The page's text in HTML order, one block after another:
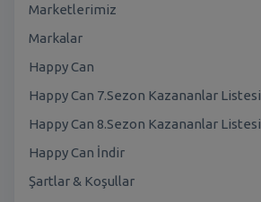
Marketlerimiz
Markalar
Happy Can
Happy Can 7.Sezon Kazananlar Listesi
Happy Can 8.Sezon Kazananlar Listesi
Happy Can İndir
Şartlar & Koşullar